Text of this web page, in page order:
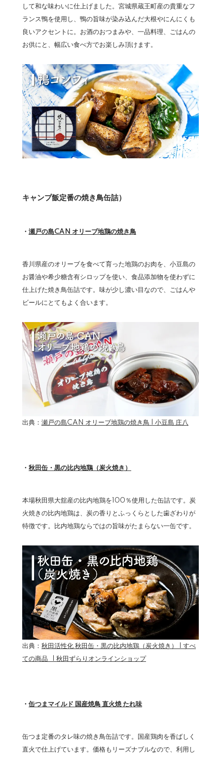
して和な味わいに仕上げました。宮城県蔵王町産の貴重なフ
ランス鴨を使用し、鴨の旨味が染み込んだ大根やにんにくも
良いアクセントに。お酒のおつまみや、一品料理、ごはんの
お供にと、幅広い食べ方でお楽しみ頂けます。
キャンプ飯定番の焼き鳥缶詰）
・ 瀬戸の島CAN オリーブ地鶏の焼き鳥
香川県産のオリーブを食べて育った地鶏のお肉を、小豆島の
お醤油や希少糖含有シロップを使い、食品添加物を使わずに
仕上げた焼き鳥缶詰です。味が少し濃い目なので、ごはんや
ビールにとてもよく合います。
出典： 瀬戸の島CAN オリーブ地鶏の焼き鳥 | 小豆島 庄八
・ 秋田缶・黒の比内地鶏（炭火焼き）
本場秋田県大舘産の比内地鶏を100％使用した缶詰です。炭
火焼きの比内地鶏は、炭の香りとふっくらとした歯ざわりが
特徴です。比内地鶏ならではの旨味がたまらない一缶です。
出典： 秋田活性化 秋田缶・黒の比内地鶏（炭火焼き） | すべ
ての商品 | 秋田ずらりオンラインショップ
・ 缶つまマイルド 国産焼鳥 直火焼 たれ味
缶つま定番のタレ味の焼き鳥缶詰です。国産鶏肉を香ばしく
直火で仕上げています。価格もリーズナブルなので、利用し